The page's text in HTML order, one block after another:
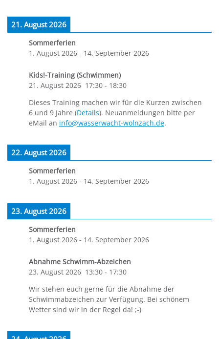
21. August 2026
Sommerferien
1. August 2026 - 14. September 2026
Kids!-Training (Schwimmen)
21. August 2026 17:30 - 18:30
Dieses Training machen wir für die Kurzen zwischen
6 und 9 Jahre (Details). Neuanmeldungen bitte per
eMail an info@wasserwacht-wolnzach.de.
22. August 2026
Sommerferien
1. August 2026 - 14. September 2026
23. August 2026
Sommerferien
1. August 2026 - 14. September 2026
Abnahme Schwimm-Abzeichen
23. August 2026 13:30 - 17:30
Wir stehen euch gerne für die Abnahme der
Schwimmabzeichen zur Verfügung. Bei schönem
Wetter sind wir in der Regel da! ;-)